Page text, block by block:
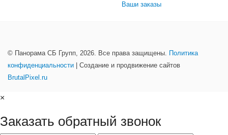
Ваши заказы
© Панорама СБ Групп, 2026. Все права защищены. Политика
конфиденциальности | Создание и продвижение сайтов
BrutalPixel.ru
×
Заказать обратный звонок